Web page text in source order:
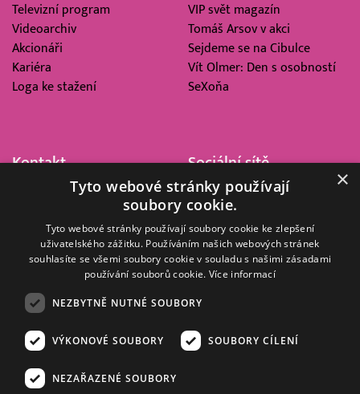
Televizní program
Videoarchiv
Akcionáři
Kariéra
Loga ke stažení
VIP svět magazín
Tomáš Arsov v akci
Sejdeme se na Cibulce
Vít Olmer: Den s osobností
SeXoňa
Kontakt
Barrandov Televizní Studio,
Kříženeckého nám. 322
152 00 Praha 5
IČ 416 93 311
Sociální sítě
© 2008–2026 EMPRESA MEDIA, a.s. Všechna práva vyhrazena.
Zásady ochrany osobních a dalších zpracovávaných údajů
×
Tyto webové stránky používají
soubory cookie.
Tyto webové stránky používají soubory cookie ke zlepšení
uživatelského zážitku. Používáním našich webových stránek
souhlasíte se všemi soubory cookie v souladu s našimi zásadami
používání souborů cookie. Více informací
NEZBYTNĚ NUTNÉ SOUBORY
VÝKONOVÉ SOUBORY SOUBORY CÍLENÍ
NEZAŘAZENÉ SOUBORY